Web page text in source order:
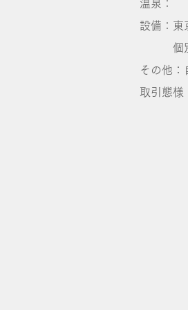
温泉：
設備：東
個別プ
その他：
取引態様